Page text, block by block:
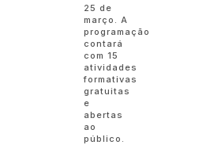
25 de
março. A
programação
contará
com 15
atividades
formativas
gratuitas
e
abertas
ao
público.